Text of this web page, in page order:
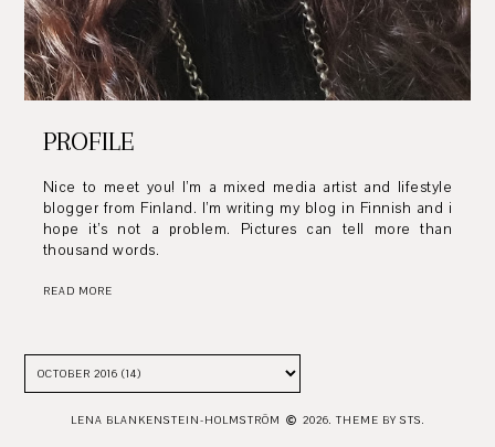
PROFILE
Nice to meet you! I’m a mixed media artist and lifestyle
blogger from Finland. I’m writing my blog in Finnish and i
hope it’s not a problem. Pictures can tell more than
thousand words.
READ MORE
LENA BLANKENSTEIN-HOLMSTRÖM 2026. THEME BY STS.